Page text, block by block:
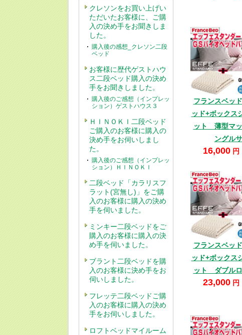
クレソンをお買い上げい
ただいたお客様に、ご購
入の決め手をお聞きしま
した。
購入後の感想_クレソン二段
ベッド
お客様に歴代ゲストハウ
ス二段ベッド購入の決め
手をお聞きしました。
購入後のご感想（インプレッ
ション）ゲストハウス３
ＨＩＮＯＫＩ二段ベッド
ご購入のお客様に購入の
決め手をお伺いしまし
た。
購入後のご感想（インプレッ
ション）ＨＩＮＯＫＩ
二段ベッド「カラリスフ
ラット(宮無し)」をご購
入のお客様に購入の決め
手を伺いました。
ミンキー二段ベッドをご
購入のお客様に購入の決
め手を伺いました。
ブラント二段ベッドを購
入のお客様に決め手をお
伺いしました。
フレッテ二段ベッドご購
入のお客様に購入の決め
手をお伺いしました。
ロフトベッドマイルーム
フランスベッ
ッド+ボックス
ット 薄型マ
ングル
16,000 円
フランスベッ
ッド+ボックス
ット ダブル
23,000 円